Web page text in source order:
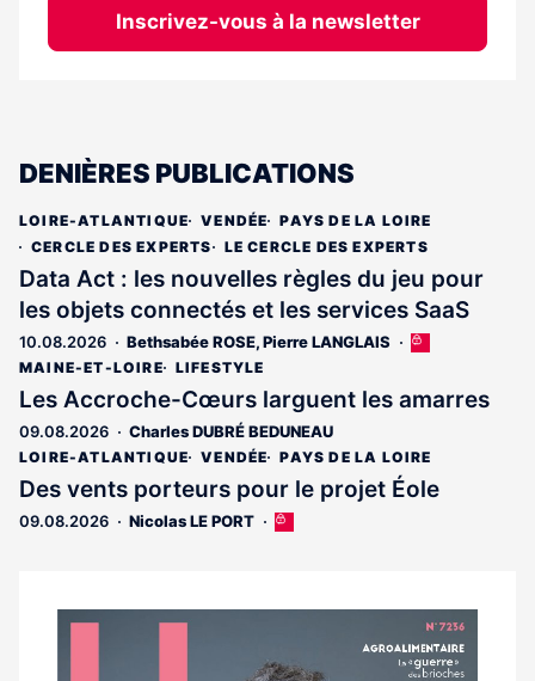
Inscrivez-vous à la newsletter
DENIÈRES PUBLICATIONS
LOIRE-ATLANTIQUE VENDÉE
PAYS DE LA LOIRE
CERCLE DES EXPERTS
LE CERCLE DES EXPERTS
Data Act : les nouvelles règles du jeu pour
les objets connectés et les services SaaS
10.08.2026 Bethsabée ROSE,Pierre LANGLAIS
Cet
réservé
abonnés
MAINE-ET-LOIRE LIFESTYLE
Les Accroche-Cœurs larguent les amarres
09.08.2026 Charles DUBRÉ BEDUNEAU
LOIRE-ATLANTIQUE VENDÉE PAYS DE LA LOIRE
Des vents porteurs pour le projet Éole
09.08.2026 Nicolas LE PORT
Cet
aux
Notre